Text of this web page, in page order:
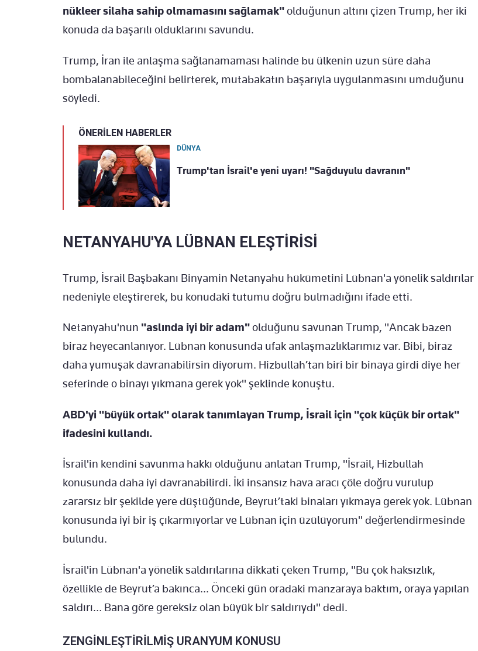
nükleer silaha sahip olmamasını sağlamak"olduğunun altını çizen Trump, her iki
konuda da başarılı olduklarını savundu.
Trump, İran ile anlaşma sağlanamaması halinde bu ülkenin uzun süre daha
bombalanabileceğini belirterek, mutabakatın başarıyla uygulanmasını umduğunu
söyledi.
ÖNERİLEN HABERLER
DÜNYA
Trump'tan İsrail'e yeni uyarı! "Sağduyulu davranın"
NETANYAHU'YA LÜBNAN ELEŞTİRİSİ
Trump, İsrail Başbakanı Binyamin Netanyahu hükümetini Lübnan'a yönelik saldırılar
nedeniyle eleştirerek, bu konudaki tutumu doğru bulmadığını ifade etti.
Netanyahu'nun "aslında iyi bir adam"olduğunu savunan Trump, "Ancak bazen
biraz heyecanlanıyor. Lübnan konusunda ufak anlaşmazlıklarımız var. Bibi, biraz
daha yumuşak davranabilirsin diyorum. Hizbullah’tan biri bir binaya girdi diye her
seferinde o binayı yıkmana gerek yok" şeklinde konuştu.
ABD'yi "büyük ortak" olarak tanımlayan Trump, İsrail için "çok küçük bir ortak"
ifadesini kullandı.
İsrail'in kendini savunma hakkı olduğunu anlatan Trump, "İsrail, Hizbullah
konusunda daha iyi davranabilirdi. İki insansız hava aracı çöle doğru vurulup
zararsız bir şekilde yere düştüğünde, Beyrut’taki binaları yıkmaya gerek yok. Lübnan
konusunda iyi bir iş çıkarmıyorlar ve Lübnan için üzülüyorum" değerlendirmesinde
bulundu.
İsrail'in Lübnan'a yönelik saldırılarına dikkati çeken Trump, "Bu çok haksızlık,
özellikle de Beyrut’a bakınca... Önceki gün oradaki manzaraya baktım, oraya yapılan
saldırı… Bana göre gereksiz olan büyük bir saldırıydı" dedi.
ZENGİNLEŞTİRİLMİŞ URANYUM KONUSU